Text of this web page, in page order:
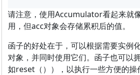
请注意，使用Accumulator看起来就
用，但acc对象会存储累积后的值。
函子的好处在于，可以根据需要实例
对象，并同时使用它们。函子也可以
如reset（）），以执行一些方便的操